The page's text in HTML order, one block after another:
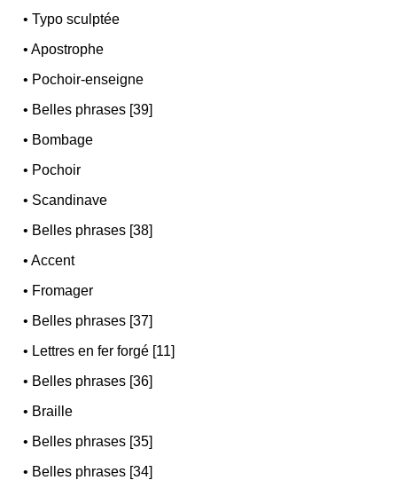
•Typo sculptée
•Apostrophe
• Pochoir-enseigne
• Belles phrases [39]
• Bombage
• Pochoir
• Scandinave
• Belles phrases [38]
•Accent
• Fromager
• Belles phrases [37]
• Lettres en fer forgé [11]
• Belles phrases [36]
• Braille
• Belles phrases [35]
• Belles phrases [34]